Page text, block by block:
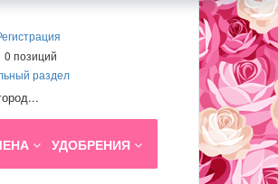
0 позиций
раздел
УДОБРЕНИЯ